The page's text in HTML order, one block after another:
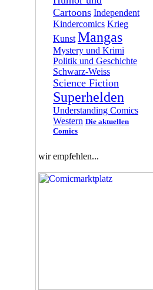
Cartoons Independent
Kindercomics Krieg
Kunst Mangas
Mystery und Krimi
Politik und Geschichte
Schwarz-Weiss
Science Fiction
Superhelden
Understanding Comics
Western Die aktuellen
Comics
wir empfehlen...